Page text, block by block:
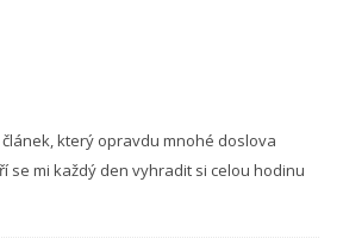
který opravdu mnohé doslova
se mi každý den vyhradit si celou hodinu